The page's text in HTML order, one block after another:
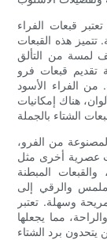
قبعات الفراء
تتميز هذه القبعات
لمسة من التألق
تقديم قبعات فرو
من الفراء الأسود
هناك إمكانيات
من الفرو،
عصرية أخرى مثل
والقبعات المبطنة
والرقي إلى
وسهلة. تعتبر
مما يجعلها